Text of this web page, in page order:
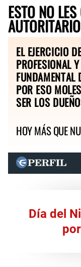
ESTO NO
EL EJERCICIO
PROFESIONAL
FUNDAMENTAL
POR ESO
SER LOS
HOY MÁS QUE
Día del